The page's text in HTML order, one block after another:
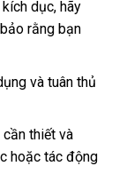
dục, hãy
rằng bạn
và tuân thủ
thiết và
hoặc tác động